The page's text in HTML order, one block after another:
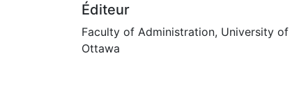
Éditeur
Faculty of Administration, University of
Ottawa